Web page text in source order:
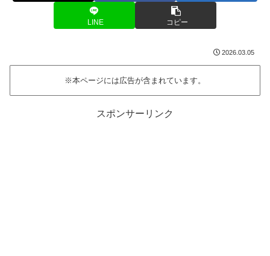
LINE コピー
2026.03.05
※本ページには広告が含まれています。
スポンサーリンク